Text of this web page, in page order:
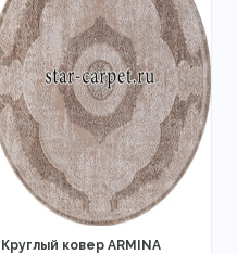
Круглый ковер ARMINA